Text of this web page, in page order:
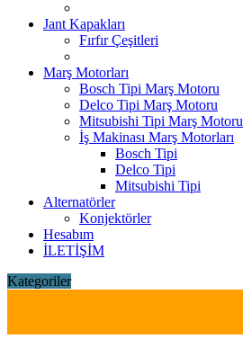
Jant Kapakları
Fırfır Çeşitleri
Marş Motorları
Bosch Tipi Marş Motoru
Delco Tipi Marş Motoru
Mitsubishi Tipi Marş Motoru
İş Makinası Marş Motorları
Bosch Tipi
Delco Tipi
Mitsubishi Tipi
Alternatörler
Konjektörler
Hesabım
İLETİŞİM
Kategoriler